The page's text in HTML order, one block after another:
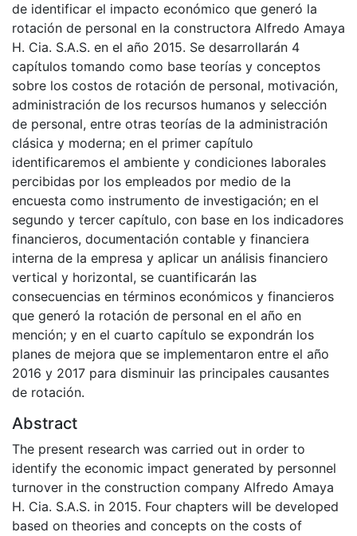
de identificar el impacto económico que generó la
rotación de personal en la constructora Alfredo Amaya
H. Cia. S.A.S. en el año 2015. Se desarrollarán 4
capítulos tomando como base teorías y conceptos
sobre los costos de rotación de personal, motivación,
administración de los recursos humanos y selección
de personal, entre otras teorías de la administración
clásica y moderna; en el primer capítulo
identificaremos el ambiente y condiciones laborales
percibidas por los empleados por medio de la
encuesta como instrumento de investigación; en el
segundo y tercer capítulo, con base en los indicadores
financieros, documentación contable y financiera
interna de la empresa y aplicar un análisis financiero
vertical y horizontal, se cuantificarán las
consecuencias en términos económicos y financieros
que generó la rotación de personal en el año en
mención; y en el cuarto capítulo se expondrán los
planes de mejora que se implementaron entre el año
2016 y 2017 para disminuir las principales causantes
de rotación.
Abstract
The present research was carried out in order to
identify the economic impact generated by personnel
turnover in the construction company Alfredo Amaya
H. Cia. S.A.S. in 2015. Four chapters will be developed
based on theories and concepts on the costs of